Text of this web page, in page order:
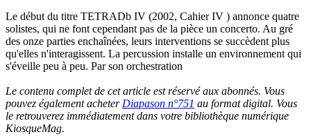
Le début du titre TETRADb IV (2002, Cahier IV ) annonce quatre
solistes, qui ne font cependant pas de la pièce un concerto. Au gré
des onze parties enchaînées, leurs interventions se succèdent plus
qu'elles n'interagissent. La percussion installe un environnement qui
s'éveille peu à peu. Par son orchestration
Le contenu complet de cet article est réservé aux abonnés. Vous
pouvez également acheter Diapason n°751 au format digital. Vous
le retrouverez immédiatement dans votre bibliothèque numérique
KiosqueMag.